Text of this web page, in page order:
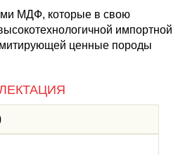
МДФ, которые в свою
импортной
ценные породы